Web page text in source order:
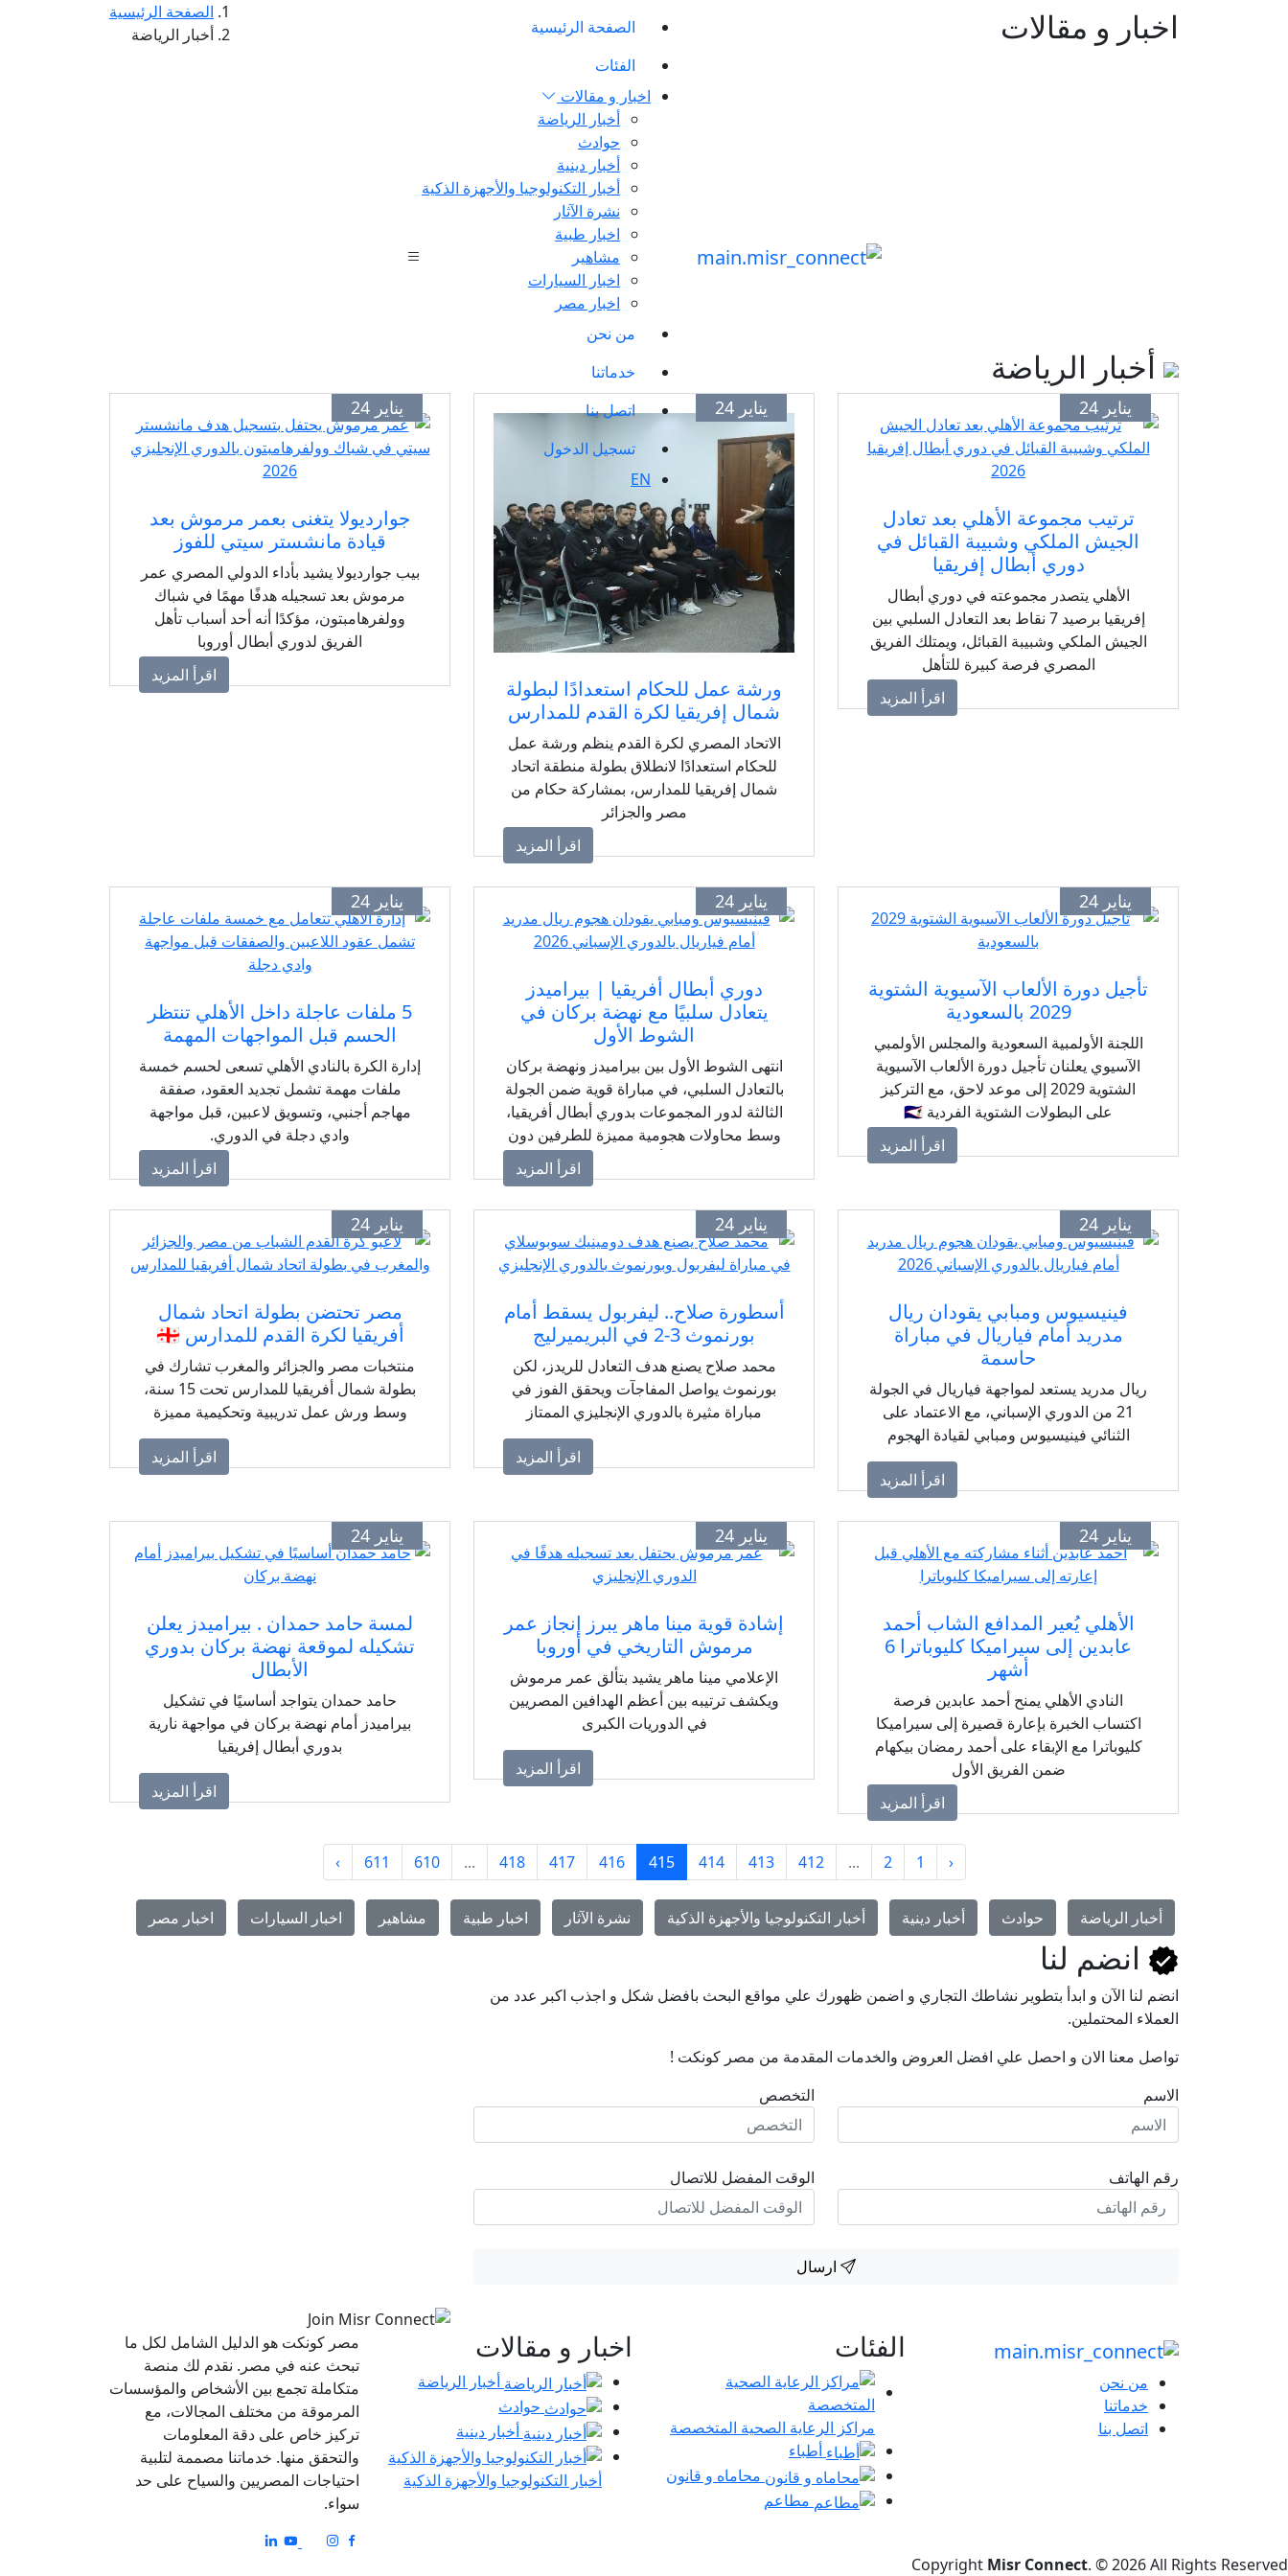
الصفحة الرئيسية
الفئات
اخبار و مقالات
أخبار الرياضة
حوادث
أخبار دينية
أخبار التكنولوجيا والأجهزة الذكية
نشرة الآثار
اخبار طبية
مشاهير
اخبار السيارات
اخبار مصر
من نحن
خدماتنا
اتصل بنا
تسجيل الدخول
EN
اخبار و مقالات
الصفحة الرئيسية
أخبار الرياضة
أخبار الرياضة
يناير 24
ترتيب مجموعة الأهلي بعد تعادل
الجيش الملكي وشبيبة القبائل في
دوري أبطال إفريقيا
الأهلي يتصدر مجموعته في دوري أبطال
إفريقيا برصيد 7 نقاط بعد التعادل السلبي بين
الجيش الملكي وشبيبة القبائل، ويمتلك الفريق
المصري فرصة كبيرة للتأهل
اقرأ المزيد
يناير 24
ورشة عمل للحكام استعدادًا لبطولة
شمال إفريقيا لكرة القدم للمدارس
الاتحاد المصري لكرة القدم ينظم ورشة عمل
للحكام استعدادًا لانطلاق بطولة منطقة اتحاد
شمال إفريقيا للمدارس، بمشاركة حكام من
مصر والجزائر
اقرأ المزيد
يناير 24
جوارديولا يتغنى بعمر مرموش بعد
قيادة مانشستر سيتي للفوز
بيب جوارديولا يشيد بأداء الدولي المصري عمر
مرموش بعد تسجيله هدفًا مهمًا في شباك
وولفرهامبتون، مؤكدًا أنه أحد أسباب تأهل
الفريق لدوري أبطال أوروبا
اقرأ المزيد
يناير 24
تأجيل دورة الألعاب الآسيوية الشتوية
2029 بالسعودية
اللجنة الأولمبية السعودية والمجلس الأولمبي
الآسيوي يعلنان تأجيل دورة الألعاب الآسيوية
الشتوية 2029 إلى موعد لاحق، مع التركيز
على البطولات الشتوية الفردية 🇸🇦
اقرأ المزيد
يناير 24
دوري أبطال أفريقيا | بيراميدز
يتعادل سلبيًا مع نهضة بركان في
الشوط الأول
انتهى الشوط الأول بين بيراميدز ونهضة بركان
بالتعادل السلبي، في مباراة قوية ضمن الجولة
الثالثة لدور المجموعات بدوري أبطال أفريقيا،
وسط محاولات هجومية مميزة للطرفين دون
ترجمتها للأهداف حتى الآن.اقرأ المزيد
يناير 24
5 ملفات عاجلة داخل الأهلي تنتظر
الحسم قبل المواجهات المهمة
إدارة الكرة بالنادي الأهلي تسعى لحسم خمسة
ملفات مهمة تشمل تجديد العقود، صفقة
مهاجم أجنبي، وتسويق لاعبين، قبل مواجهة
وادي دجلة في الدوري.
اقرأ المزيد
يناير 24
فينيسيوس ومبابي يقودان ريال
مدريد أمام فياريال في مباراة
حاسمة
ريال مدريد يستعد لمواجهة فياريال في الجولة
21 من الدوري الإسباني، مع الاعتماد على
الثنائي فينيسيوس ومبابي لقيادة الهجوم
اقرأ المزيد
يناير 24
أسطورة صلاح.. ليفربول يسقط أمام
بورنموث 3-2 في البريميرليج
محمد صلاح يصنع هدف التعادل للريدز، لكن
بورنموث يواصل المفاجآت ويحقق الفوز في
مباراة مثيرة بالدوري الإنجليزي الممتاز
اقرأ المزيد
يناير 24
مصر تحتضن بطولة اتحاد شمال
أفريقيا لكرة القدم للمدارس 🇪🇬
منتخبات مصر والجزائر والمغرب تشارك في
بطولة شمال أفريقيا للمدارس تحت 15 سنة،
وسط ورش عمل تدريبية وتحكيمية مميزة
اقرأ المزيد
يناير 24
الأهلي يُعير المدافع الشاب أحمد
عابدين إلى سيراميكا كليوباترا 6
أشهر
النادي الأهلي يمنح أحمد عابدين فرصة
اكتساب الخبرة بإعارة قصيرة إلى سيراميكا
كليوباترا مع الإبقاء على أحمد رمضان بيكهام
ضمن الفريق الأول
اقرأ المزيد
يناير 24
إشادة قوية مينا ماهر يبرز إنجاز عمر
مرموش التاريخي في أوروبا
الإعلامي مينا ماهر يشيد بتألق عمر مرموش
ويكشف ترتيبه بين أعظم الهدافين المصريين
في الدوريات الكبرى
اقرأ المزيد
يناير 24
لمسة حامد حمدان . بيراميدز يعلن
تشكيله لموقعة نهضة بركان بدوري
الأبطال
حامد حمدان يتواجد أساسيًا في تشكيل
بيراميدز أمام نهضة بركان في مواجهة نارية
بدوري أبطال إفريقيا
اقرأ المزيد
‹
1
2
...
412
413
414
415
416
417
418
...
610
611
›
أخبار الرياضة حوادث أخبار دينية أخبار التكنولوجيا والأجهزة الذكية نشرة الآثار اخبار طبية مشاهير اخبار السيارات اخبار مصر
انضم لنا
انضم لنا اﻵن و ابدأ بتطوير نشاطك التجاري و اضمن ظهورك علي مواقع البحث بافضل شكل و اجذب اكبر عدد من
العملاء المحتملين.
تواصل معنا الان و احصل علي افضل العروض والخدمات المقدمة من مصر كونكت !
الاسم
رقم الهاتف
التخصص
الوقت المفضل للاتصال
ارسال
من نحن
خدماتنا
اتصل بنا
الفئات
مراكز الرعاية الصحية المتخصصة
أطباء
محاماه و قانون
مطاعم
اخبار و مقالات
أخبار الرياضة
حوادث
أخبار دينية
أخبار التكنولوجيا والأجهزة الذكية
مصر كونكت هو الدليل الشامل لكل ما
تبحث عنه في مصر. نقدم لك منصة
متكاملة تجمع بين الأشخاص والمؤسسات
المرموقة من مختلف المجالات، مع
تركيز خاص على دقة المعلومات
والتحقق منها. خدماتنا مصممة لتلبية
احتياجات المصريين والسياح على حد
سواء.
Copyright Misr Connect. © 2026 All Rights Reserved